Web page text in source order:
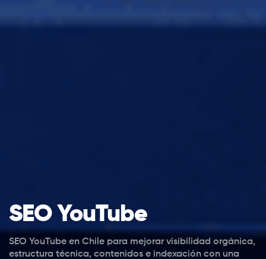
SEO YouTube
SEO YouTube en Chile para mejorar visibilidad orgánica,
estructura técnica, contenidos e indexación con una